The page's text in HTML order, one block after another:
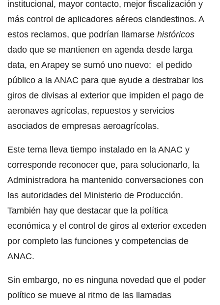
institucional, mayor contacto, mejor fiscalización y
más control de aplicadores aéreos clandestinos. A
estos reclamos, que podrían llamarse históricos
dado que se mantienen en agenda desde larga
data, en Arapey se sumó uno nuevo: el pedido
público a la ANAC para que ayude a destrabar los
giros de divisas al exterior que impiden el pago de
aeronaves agrícolas, repuestos y servicios
asociados de empresas aeroagrícolas.
Este tema lleva tiempo instalado en la ANAC y
corresponde reconocer que, para solucionarlo, la
Administradora ha mantenido conversaciones con
las autoridades del Ministerio de Producción.
También hay que destacar que la política
económica y el control de giros al exterior exceden
por completo las funciones y competencias de
ANAC.
Sin embargo, no es ninguna novedad que el poder
político se mueve al ritmo de las llamadas